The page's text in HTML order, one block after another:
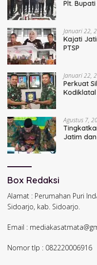
Plt.
Januari 22,
Kajati
PTSP
Januari 22,
Perkuat
Kodiklatal
Agustus 7,
Jatim
Box Redaksi
Alamat : Perumahan Puri
Sidoarjo, kab. Sidoarjo.
Email :
Nomor tlp : 082220006916